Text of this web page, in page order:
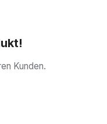
Kunden.